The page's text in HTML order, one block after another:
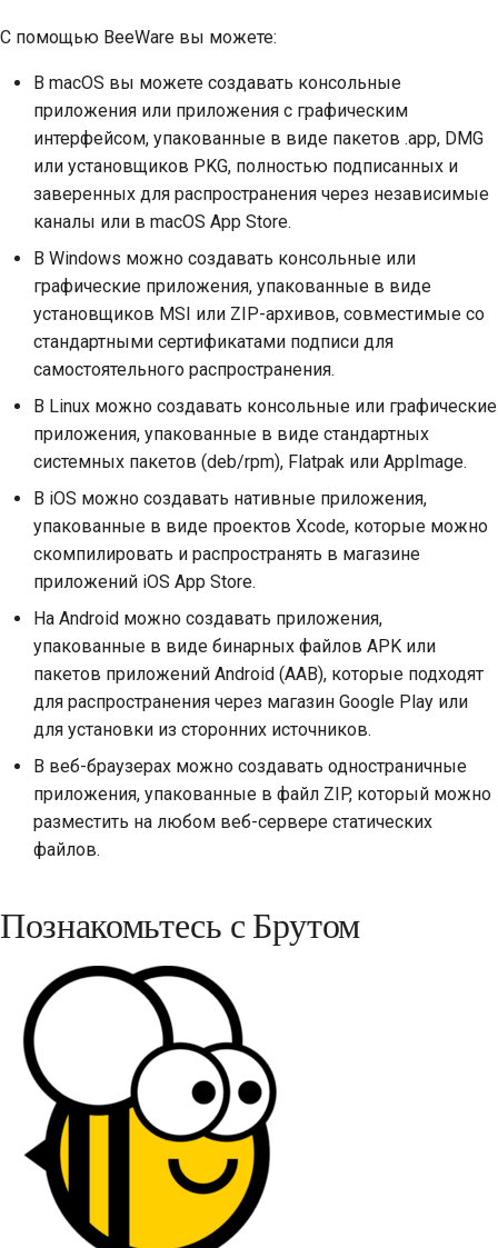
Перевод контента
Процесс
рассмотрения
запросов на
изменение кода
Процесс выпуска
искусственного
интеллекта
Руководство по
стилю кода
Руководство по
стилю документации
С помощью BeeWare вы можете:
В macOS вы можете создавать консольные
приложения или приложения с графическим
интерфейсом, упакованные в виде пакетов .app, DMG
или установщиков PKG, полностью подписанных и
заверенных для распространения через независимые
каналы или в macOS App Store.
В Windows можно создавать консольные или
графические приложения, упакованные в виде
установщиков MSI или ZIP-архивов, совместимые со
стандартными сертификатами подписи для
самостоятельного распространения.
В Linux можно создавать консольные или графические
приложения, упакованные в виде стандартных
системных пакетов (deb/rpm), Flatpak или AppImage.
В iOS можно создавать нативные приложения,
упакованные в виде проектов Xcode, которые можно
скомпилировать и распространять в магазине
приложений iOS App Store.
На Android можно создавать приложения,
упакованные в виде бинарных файлов APK или
пакетов приложений Android (AAB), которые подходят
для распространения через магазин Google Play или
для установки из сторонних источников.
В веб-браузерах можно создавать одностраничные
приложения, упакованные в файл ZIP, который можно
разместить на любом веб-сервере статических
файлов.
Познакомьтесь с Брутом